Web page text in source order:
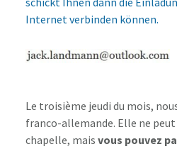
Internet verbinden können.
Le troisième jeudi du mois,
franco-allemande. Elle ne peut
chapelle, mais vous pouvez